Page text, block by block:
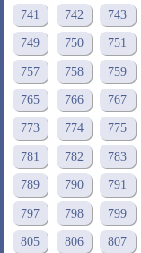
741 742 743
749 750 751
757 758 759
765 766 767
773 774 775
781 782 783
789 790 791
797 798 799
805 806 807